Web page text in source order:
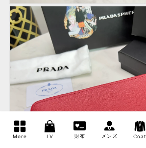
More LV 財布 メンズ Coat